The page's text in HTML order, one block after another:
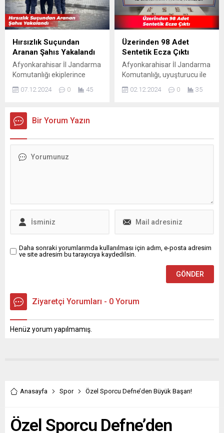
Hırsızlık Suçundan
Aranan Şahıs Yakalandı
Afyonkarahisar İl Jandarma
Komutanlığı ekiplerince
yakalanmasına yönelik
kapsamında, hakkında
kesinleşmiş 7 yı
07.12.2024 0 45
Üzerinden 98 Adet
Sentetik Ecza Çıktı
Afyonkarahisar İl Jandarma
Komutanlığı, uyuşturucu ile
yürüttüğü titiz çalışmalar
02.12.2024 0 35
Bir Yorum Yazın
Daha sonraki yorumlarımda kullanılması için adım, e-posta adresim
ve site adresim bu tarayıcıya kaydedilsin.
Ziyaretçi Yorumları - 0 Yorum
Henüz yorum yapılmamış.
Anasayfa Spor Özel Sporcu Defne’den Büyük Başarı!
Özel Sporcu Defne’den